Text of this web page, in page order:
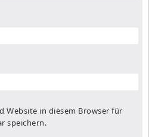
Website in diesem Browser für
speichern.